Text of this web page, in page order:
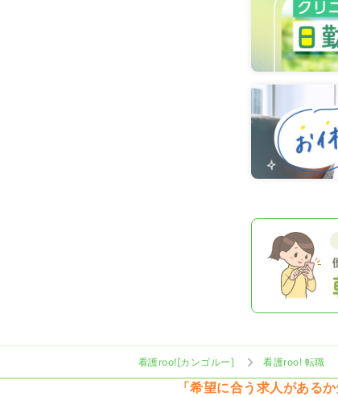
看護roo![カンゴルー] 看護roo! 転職
「希望に合う求人がある